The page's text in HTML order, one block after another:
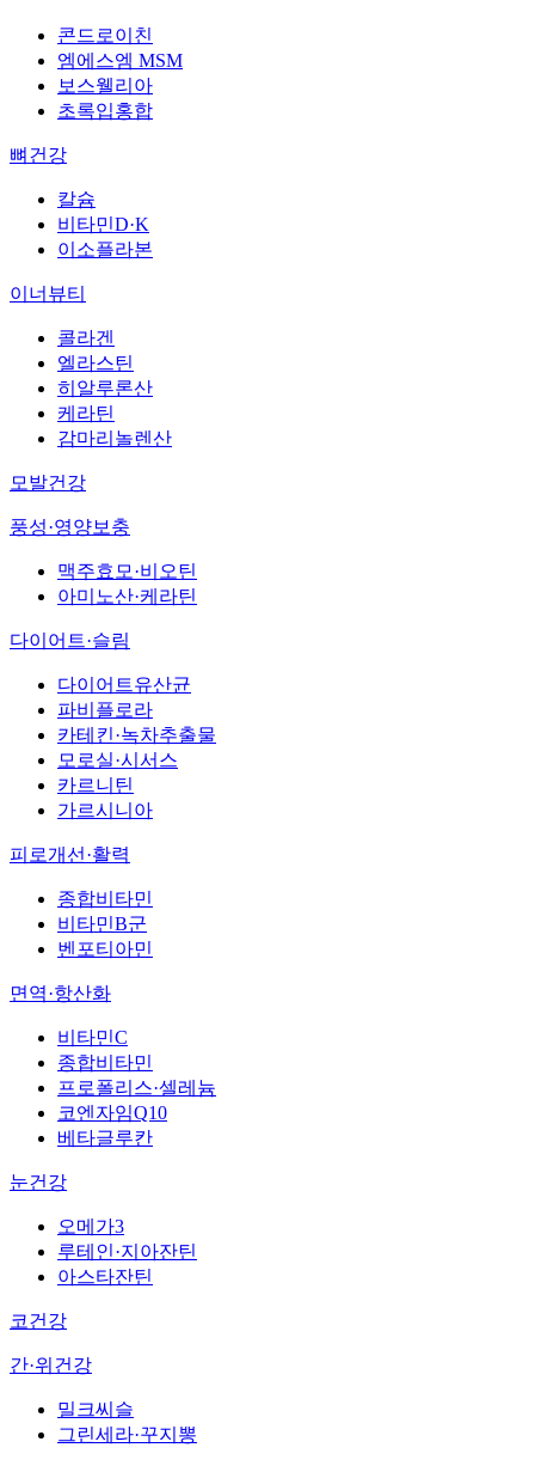
콘드로이친
엠에스엠 MSM
보스웰리아
초록입홍합
뼈건강
칼슘
비타민D·K
이소플라본
이너뷰티
콜라겐
엘라스틴
히알루론산
케라틴
감마리놀렌산
모발건강
풍성·영양보충
맥주효모·비오틴
아미노산·케라틴
다이어트·슬림
다이어트유산균
파비플로라
카테킨·녹차추출물
모로실·시서스
카르니틴
가르시니아
피로개선·활력
종합비타민
비타민B군
벤포티아민
면역·항산화
비타민C
종합비타민
프로폴리스·셀레늄
코엔자임Q10
베타글루칸
눈건강
오메가3
루테인·지아잔틴
아스타잔틴
코건강
간·위건강
밀크씨슬
그린세라·꾸지뽕